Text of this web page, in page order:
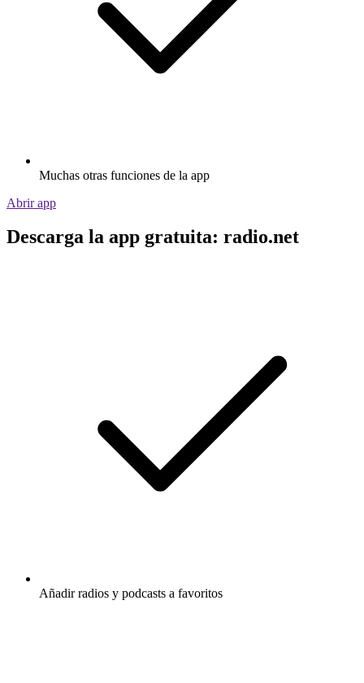
Muchas otras funciones de la app
Abrir app
Descarga la app gratuita: radio.net
Añadir radios y podcasts a favoritos